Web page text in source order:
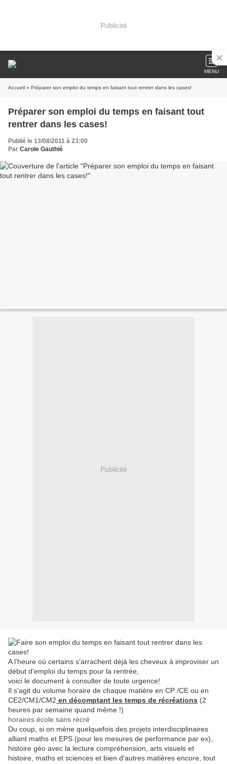
Publicité
MENU
Accueil » Préparer son emploi du temps en faisant tout rentrer dans les cases!
Préparer son emploi du temps en faisant tout
rentrer dans les cases!
Publié le 13/08/2011 à 23:00
Par Carole Gauthié
Publicité
A l'heure où certains s'arrachent déjà les cheveux à improviser un
début d'emploi du temps pour la rentrée,
voici le document à consulter de toute urgence!
Il s'agit du volume horaire de chaque matière en CP /CE ou en
CE2/CM1/CM2 en décomptant les temps de récréations (2
heures par semaine quand même !)
horaires école sans récré
Du coup, si on mène quelquefois des projets interdisciplinaires
alliant maths et EPS (pour les mesures de performance par ex),
histoire géo avec la lecture compréhension, arts visuels et
histoire, maths et sciences et bien d'autres matières encore, tout